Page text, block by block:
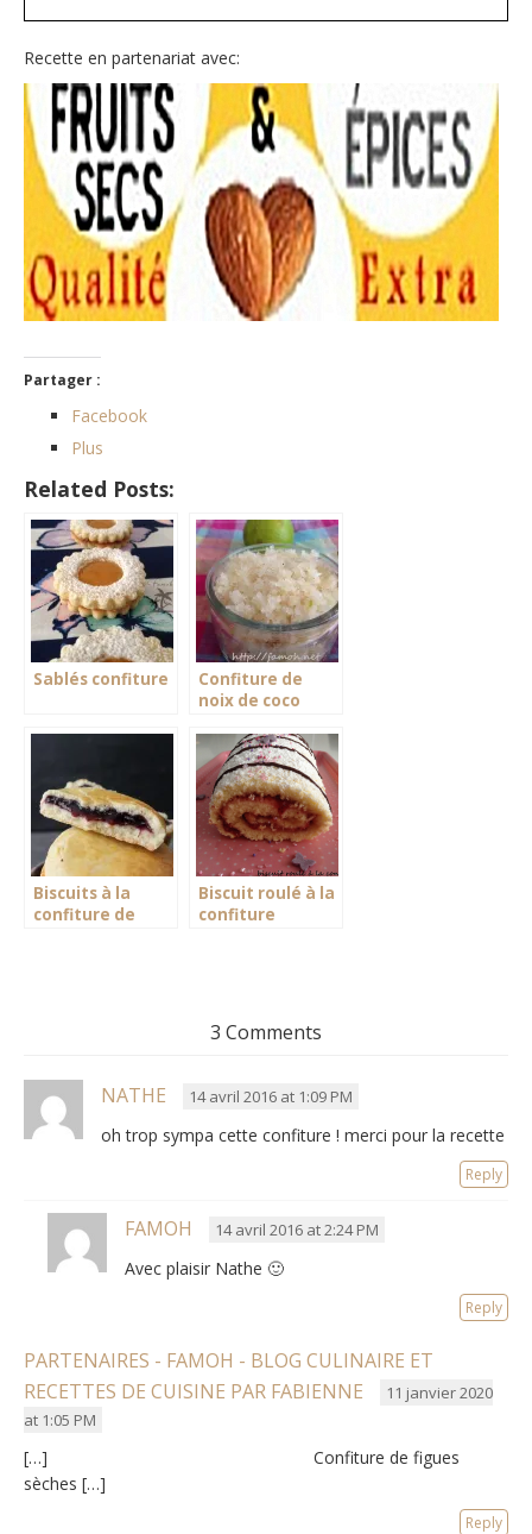
Recette en partenariat avec:
Partager :
Facebook
Plus
Related Posts:
Sablés confiture
Confiture de
noix de coco
Biscuits à la
confiture de
Biscuit roulé à la
confiture
3 Comments
NATHE 14 avril 2016 at 1:09 PM
oh trop sympa cette confiture ! merci pour la recette
Reply
FAMOH 14 avril 2016 at 2:24 PM
Avec plaisir Nathe 🙂
Reply
PARTENAIRES - FAMOH - BLOG CULINAIRE ET
RECETTES DE CUISINE PAR FABIENNE
11 janvier 2020
at 1:05 PM
[…] Confiture de figues
sèches […]
Reply